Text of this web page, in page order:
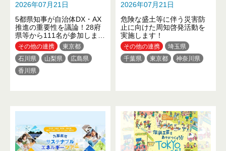
2026年07月21日
5都県知事が自治体DX・AX
推進の重要性を議論！28府
県等から111名が参加しまし
たその他の連携
東京都
石川県
山梨県
広島県
香川県
2026年07月21日
危険な盛土等に伴う災害防
止に向けた周知啓発活動を
実施します！
その他の連携
埼玉県
千葉県
東京都 神奈川県